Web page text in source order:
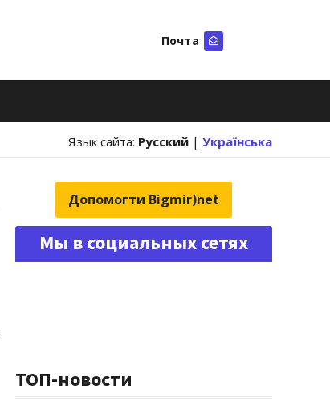
Почта
Язык сайта: Русский | Українська
Допомогти Bigmir)net
Мы в социальных сетях
ТОП-новости